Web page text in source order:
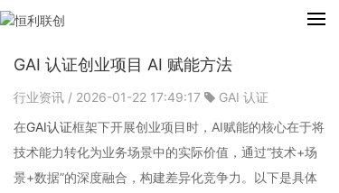
GAI 认证创业项目 AI 赋能方法
行业资讯 / 2026-01-22 17:49:17
GAI 认证
在GAI认证框架下开展创业项目时，AI赋能的核心在于将
技术能力转化为业务场景中的实际价值，通过“技术+场
景+数据”的深度融合，构建差异化竞争力。以下是具体